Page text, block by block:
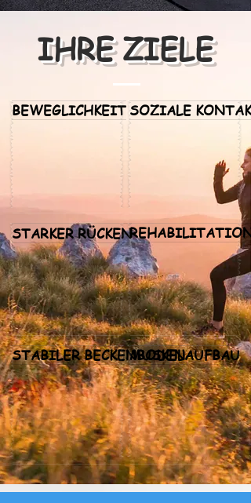
IHRE ZIELE
BEWEGLICHKEIT SOZIALE
STARKER RÜCKEN
STABILER BECKENBODENMUSKELAUFBAU